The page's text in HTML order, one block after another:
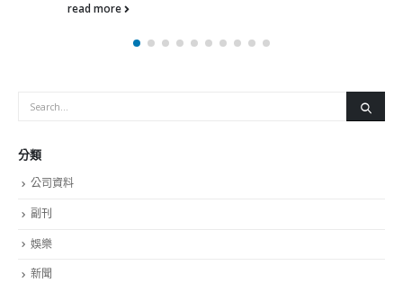
read more
分類
公司資料
副刊
娛樂
新聞